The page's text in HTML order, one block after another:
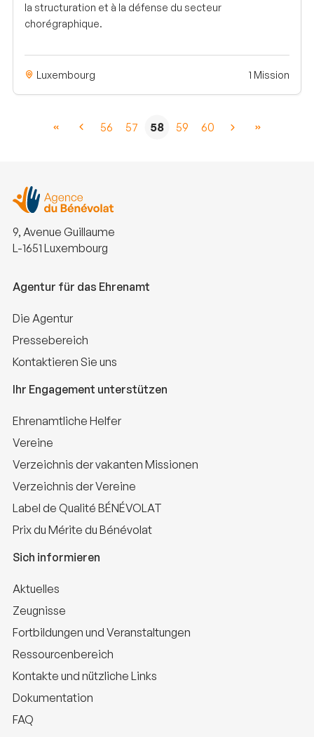
la structuration et à la défense du secteur
chorégraphique.
Luxembourg 1 Mission
56 57 58 59 60
9, Avenue Guillaume
L-1651 Luxembourg
Agentur für das Ehrenamt
Die Agentur
Pressebereich
Kontaktieren Sie uns
Ihr Engagement unterstützen
Ehrenamtliche Helfer
Vereine
Verzeichnis der vakanten Missionen
Verzeichnis der Vereine
Label de Qualité BÉNÉVOLAT
Prix du Mérite du Bénévolat
Sich informieren
Aktuelles
Zeugnisse
Fortbildungen und Veranstaltungen
Ressourcenbereich
Kontakte und nützliche Links
Dokumentation
FAQ